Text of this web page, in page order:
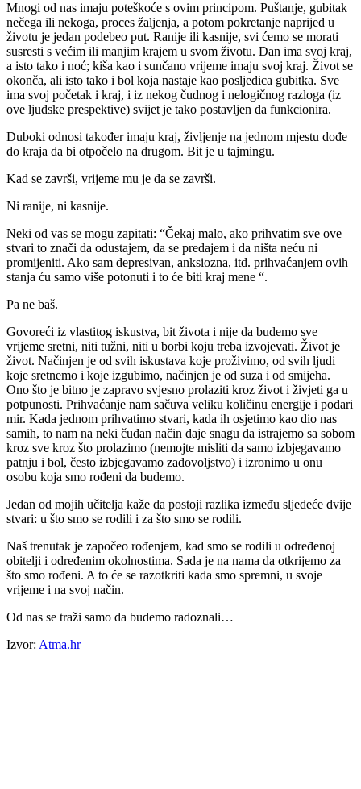
Mnogi od nas imaju poteškoće s ovim principom. Puštanje, gubitak
nečega ili nekoga, proces žaljenja, a potom pokretanje naprijed u
životu je jedan podebeo put. Ranije ili kasnije, svi ćemo se morati
susresti s većim ili manjim krajem u svom životu. Dan ima svoj kraj,
a isto tako i noć; kiša kao i sunčano vrijeme imaju svoj kraj. Život se
okonča, ali isto tako i bol koja nastaje kao posljedica gubitka. Sve
ima svoj početak i kraj, i iz nekog čudnog i nelogičnog razloga (iz
ove ljudske prespektive) svijet je tako postavljen da funkcionira.
Duboki odnosi također imaju kraj, življenje na jednom mjestu dođe
do kraja da bi otpočelo na drugom. Bit je u tajmingu.
Kad se završi, vrijeme mu je da se završi.
Ni ranije, ni kasnije.
Neki od vas se mogu zapitati: “Čekaj malo, ako prihvatim sve ove
stvari to znači da odustajem, da se predajem i da ništa neću ni
promijeniti. Ako sam depresivan, anksiozna, itd. prihvaćanjem ovih
stanja ću samo više potonuti i to će biti kraj mene “.
Pa ne baš.
Govoreći iz vlastitog iskustva, bit života i nije da budemo sve
vrijeme sretni, niti tužni, niti u borbi koju treba izvojevati. Život je
život. Načinjen je od svih iskustava koje proživimo, od svih ljudi
koje sretnemo i koje izgubimo, načinjen je od suza i od smijeha.
Ono što je bitno je zapravo svjesno prolaziti kroz život i živjeti ga u
potpunosti. Prihvaćanje nam sačuva veliku količinu energije i podari
mir. Kada jednom prihvatimo stvari, kada ih osjetimo kao dio nas
samih, to nam na neki čudan način daje snagu da istrajemo sa sobom
kroz sve kroz što prolazimo (nemojte misliti da samo izbjegavamo
patnju i bol, često izbjegavamo zadovoljstvo) i izronimo u onu
osobu koja smo rođeni da budemo.
Jedan od mojih učitelja kaže da postoji razlika između sljedeće dvije
stvari: u što smo se rodili i za što smo se rodili.
Naš trenutak je započeo rođenjem, kad smo se rodili u određenoj
obitelji i određenim okolnostima. Sada je na nama da otkrijemo za
što smo rođeni. A to će se razotkriti kada smo spremni, u svoje
vrijeme i na svoj način.
Od nas se traži samo da budemo radoznali…
Izvor: Atma.hr